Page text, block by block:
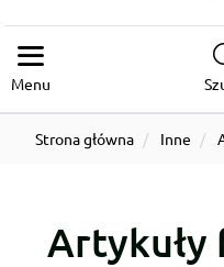
Menu
Strona główna Inne
Artykuły